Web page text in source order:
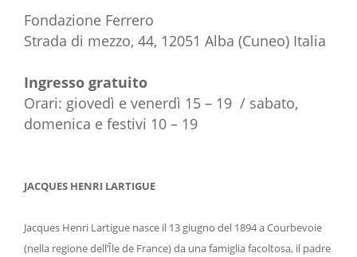
Fondazione Ferrero
Strada di mezzo, 44, 12051 Alba (Cuneo) Italia
Ingresso gratuito
Orari: giovedì e venerdì 15 – 19 / sabato,
domenica e festivi 10 – 19
JACQUES HENRI LARTIGUE
Jacques Henri Lartigue nasce il 13 giugno del 1894 a Courbevoie
(nella regione dell’Île de France) da una famiglia facoltosa, il padre